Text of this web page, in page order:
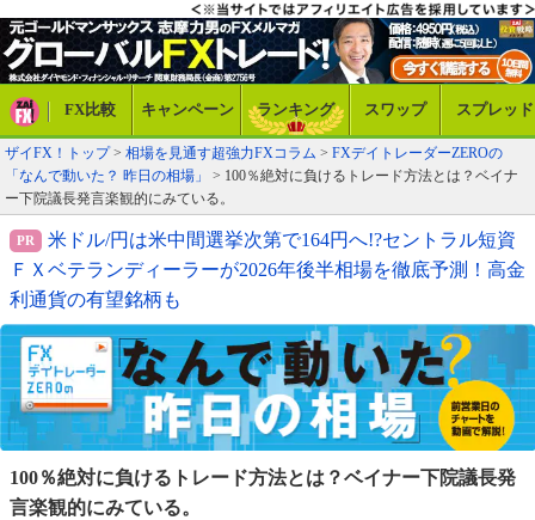
FX比較 キャンペーン ランキング スワップ スプレッド
ザイFX！トップ> 相場を見通す超強力FXコラム > FXデイトレーダーZEROの
「なんで動いた？ 昨日の相場」
> 100％絶対に負けるトレード方法とは？ベイナ
ー下院議長発言楽観的にみている。
米ドル/円は米中間選挙次第で164円へ!?セントラル短資
ＦＸベテランディーラーが2026年後半相場を徹底予測！高金
利通貨の有望銘柄も
100％絶対に負けるトレード方法とは？ベイナー下院議長発
言楽観的にみている。